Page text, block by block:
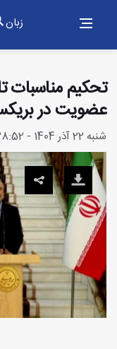
زبان
تحکیم مناسبات
عضویت در
شنبه 22 آذر 1404 - 12:28:52